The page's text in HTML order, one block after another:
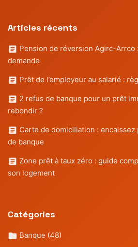
Articles récents
Pension de réversion Agirc-Arrco
demande
Prêt de l’employeur au salarié :
2 refus de banque pour un prêt
rebondir ?
Carte de domiciliation : encaissez
de banque
Zone prêt à taux zéro : guide
son logement
Catégories
Banque (48)